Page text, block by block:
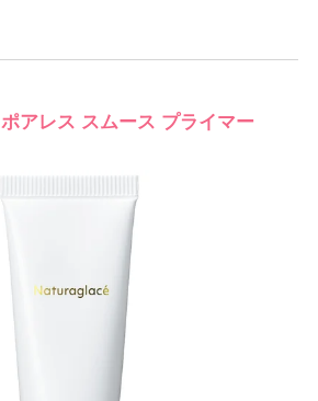
アレス スムース プライマー